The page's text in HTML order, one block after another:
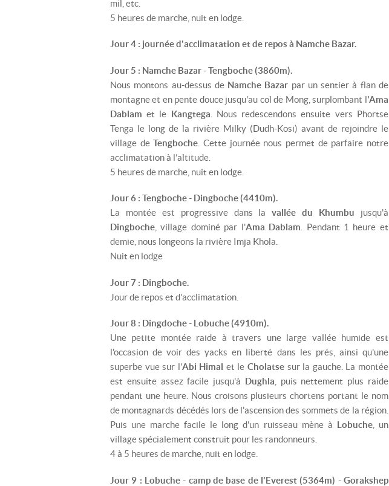
mil, etc.
5 heures de marche, nuit en lodge.
Jour 4 : journée d'acclimatation et de repos à Namche Bazar.
Jour 5 : Namche Bazar - Tengboche (3860m).
Nous montons au-dessus de Namche Bazar par un sentier à flan de
montagne et en pente douce jusqu'au col de Mong, surplombant l'Ama
Dablamet le Kangtega . Nous redescendons ensuite vers Phortse
Tenga le long de la rivière Milky (Dudh-Kosi) avant de rejoindre le
village deTengboche . Cette journée nous permet de parfaire notre
acclimatation à l’altitude.
5 heures de marche, nuit en lodge.
Jour 6 : Tengboche - Dingboche (4410m).
La montée est progressive dans lavallée du Khumbu jusqu'à
Dingboche , village dominé par l'Ama Dablam . Pendant 1 heure et
demie, nous longeons la rivière Imja Khola.
Nuit en lodge
Jour 7 : Dingboche.
Jour de repos et d'acclimatation.
Jour 8 : Dingdoche - Lobuche (4910m).
Une petite montée raide à travers une large vallée humide est
l'occasion de voir des yacks en liberté dans les prés, ainsi qu'une
superbe vue sur l'Abi Himal et leCholatse sur la gauche. La montée
est ensuite assez facile jusqu'à Dughla , puis nettement plus raide
pendant une heure. Nous croisons plusieurs chortens portant le nom
de montagnards décédés lors de l'ascension des sommets de la région.
Puis une marche facile le long d'un ruisseau mène à Lobuche, un
village spécialement construit pour les randonneurs.
4 à 5 heures de marche, nuit en lodge.
Jour 9 : Lobuche - camp de base de l'Everest (5364m) - Gorakshep